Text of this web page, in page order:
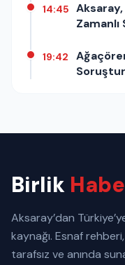
14:45
Aksaray,
19:42
Birlik
Aksaray’dan
kaynağı. Esnaf
tarafsız ve anında